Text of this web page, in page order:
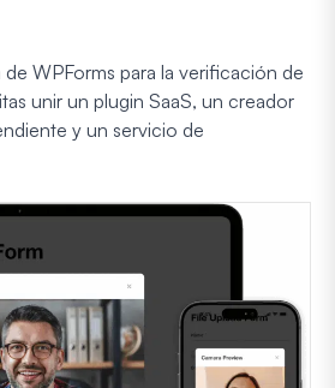
WPForms para la verificación de
unir un plugin SaaS, un creador
y un servicio de